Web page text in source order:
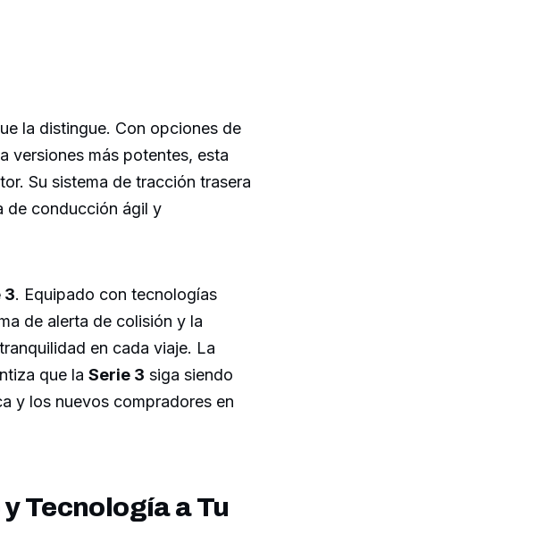
la distingue. Con opciones de
versiones más potentes, esta
Su sistema de tracción trasera
de conducción ágil y
3. Equipado con tecnologías
de alerta de colisión y la
en cada viaje. La
que la Serie 3 siga siendo
y los nuevos compradores en
Tecnología a Tu